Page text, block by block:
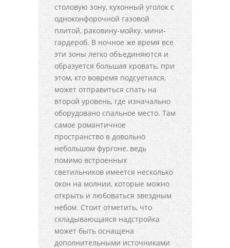
столовую зону, кухонный уголок с
одноконфорочной газовой
плитой, раковину-мойку, мини-
гардероб. В ночное же время все
эти зоны легко объединяются и
образуется большая кровать, при
этом, кто вовремя подсуетился,
может отправиться спать на
второй уровень, где изначально
оборудовано спальное место. Там
самое романтичное
пространство в довольно
небольшом фургоне, ведь
помимо встроенных
светильников имеется несколько
окон на молнии, которые можно
открыть и любоваться звездным
небом. Стоит отметить, что
складывающаяся надстройка
может быть оснащена
дополнительными источниками